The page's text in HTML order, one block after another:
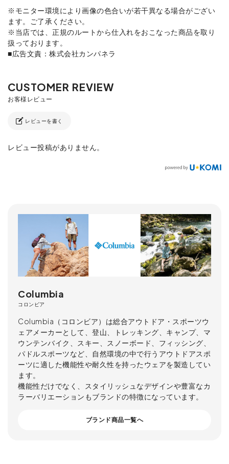
※モニター環境により画像の色合いが若干異なる場合がござい
ます。ご了承ください。
※当店では、正規のルートから仕入れをおこなった商品を取り
扱っております。
■広告文責：株式会社カンパネラ
レビューを書く
レビュー投稿がありません。
Columbia
コロンビア
Columbia（コロンビア）は総合アウトドア・スポーツウ
ェアメーカーとして、登山、トレッキング、キャンプ、マ
ウンテンバイク、スキー、スノーボード、フィッシング、
パドルスポーツなど、自然環境の中で行うアウトドアスポ
ーツに適した機能性や耐久性を持ったウェアを製造してい
ます。
機能性だけでなく、スタイリッシュなデザインや豊富なカ
ラーバリエーションもブランドの特徴になっています。
ブランド商品一覧へ